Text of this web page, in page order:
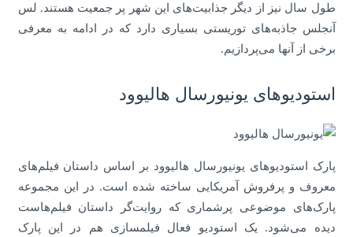
طول سال نیز از دیگر جذابیت‌های این شهر پر جمعیت هستند. لس
آنجلس جاذبه‌های توریستی بسیاری دارد که در ادامه به معرفی
برخی از آنها می‌پردازیم.
استودیوهای یونیورسال هالیوود
پارک استودیوهای یونیورسال هالیوود بر اساس داستان فیلم‌های
معروف و پرفروش آمریکایی ساخته شده است. در این مجموعه
پارک‌های موضوعی پرشماری که روایت‌گر داستان فیلم‌هاست
دیده می‌شود. یک استودیو فعال فیلمسازی هم در این پارک